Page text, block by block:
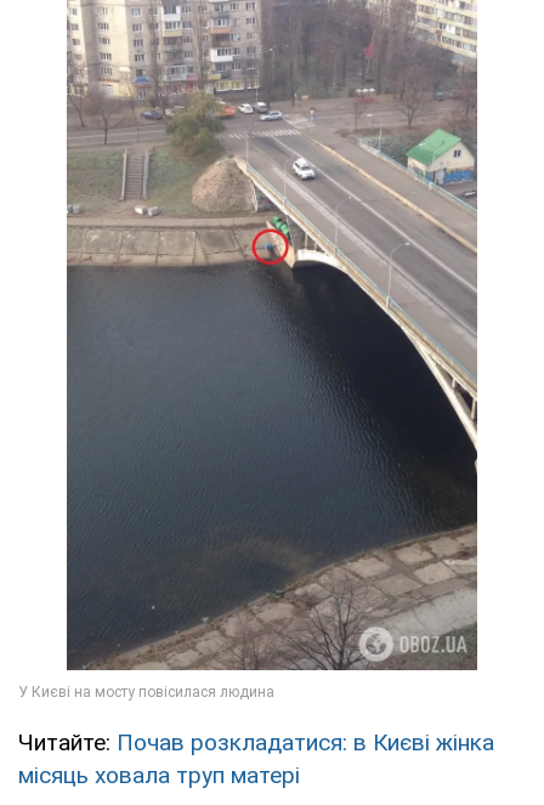
Читайте: Почав розкладатися: в Києві жінка
місяць ховала труп матері